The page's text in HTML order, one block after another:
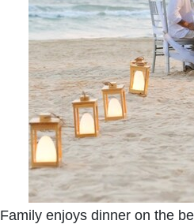
Family enjoys dinner on the